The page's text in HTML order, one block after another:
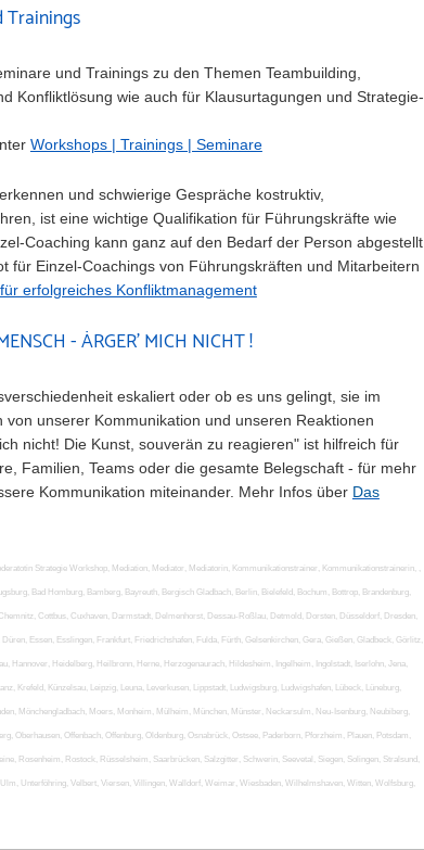
Trainings
und Trainings zu den Themen Teambuilding,
Konfliktlösung wie auch für Klausurtagungen und Strategie-
Workshops | Trainings | Seminare
und schwierige Gespräche kostruktiv,
ist eine wichtige Qualifikation für Führungskräfte wie
Coaching kann ganz auf den Bedarf der Person abgestellt
für Einzel-Coachings von Führungskräften und Mitarbeitern
erfolgreiches Konfliktmanagement
- ÄRGER' MICH NICHT !
eskaliert oder ob es uns gelingt, sie im
unserer Kommunikation und unseren Reaktionen
nicht! Die Kunst, souverän zu reagieren" ist hilfreich für
Familien, Teams oder die gesamte Belegschaft - für mehr
Kommunikation miteinander. Mehr Infos über Das
Strategie Workshop, Mediation, Mediator, Mediatorin, Kommunikationstrainer, Kommunikationstrainerin, ,
Bad Homburg, Bamberg, Bayreuth, Bergisch Gladbach, Berlin, Bielefeld, Bochum, Bottrop, Brandenburg,
Cottbus, Cuxhaven, Darmstadt, Delmenhorst, Dessau-Roßlau, Detmold, Dorsten, Düsseldorf, Dresden,
Essen, Esslingen, Frankfurt, Friedrichshafen, Fulda, Fürth, Gelsenkirchen, Gera, Gießen, Gladbeck, Görlitz,
Hannover, Heidelberg, Heilbronn, Herne, Herzogenaurach, Hildesheim, Ingelheim, Ingolstadt, Iserlohn, Jena,
Krefeld, Künzelsau, Leipzig, Leuna, Leverkusen, Lippstadt, Ludwigsburg, Ludwigshafen, Lübeck, Lüneburg,
Mönchengladbach, Moers, Monheim, Mülheim, München, Münster, Neckarsulm, Neu-Isenburg, Neubiberg,
Oberhausen, Offenbach, Offenburg, Oldenburg, Osnabrück, Ostsee, Paderborn, Pforzheim, Plauen, Potsdam,
Rosenheim, Rostock, Rüsselsheim, Saarbrücken, Salzgitter, Schwerin, Seevetal, Siegen, Solingen, Stralsund,
Unterföhring, Velbert, Viersen, Villingen, Walldorf, Weimar, Wiesbaden, Wilhelmshaven, Witten, Wolfsburg,